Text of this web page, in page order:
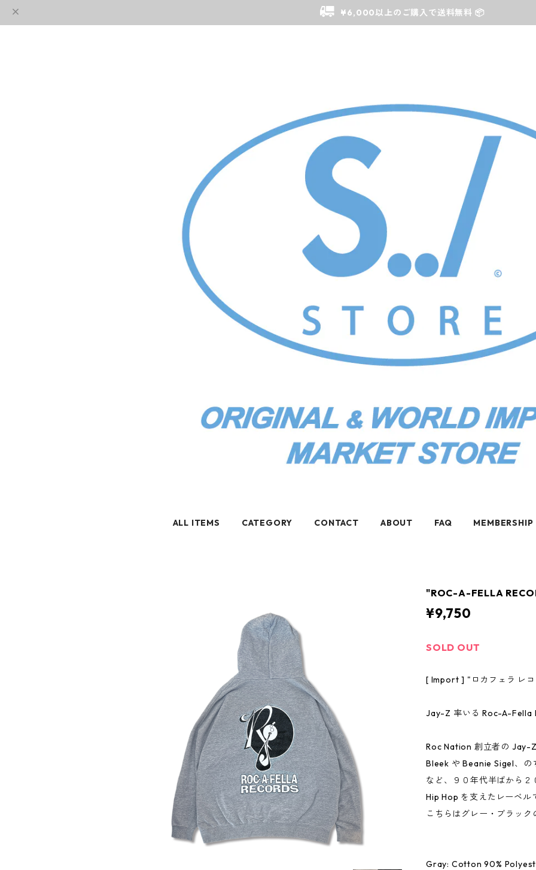
¥6,000以上のご購入で送料無料 📦
ALL ITEMS CATEGORY CONTACT ABOUT FAQ MEMBERSHIP
"ROC-A-FELLA
¥9,750
SOLD OUT
[ Import ] "ロカフェラ レ
Jay-Z 率いる Roc-A-Fella
Roc Nation 創立者の Jay-
Bleek や Beanie Sigel、
など、９０年代半ばから
Hip Hop を支えたレーベル
こちらはグレー・ブラッ
Gray: Cotton 90%